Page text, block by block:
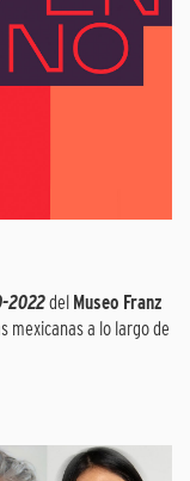
2022del Museo Franz
mexicanas a lo largo de